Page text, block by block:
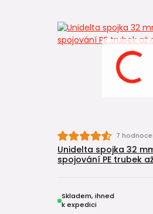
7
Unidelta spojka 32
spojování PE trubek
Skladem, ihned
k expedici